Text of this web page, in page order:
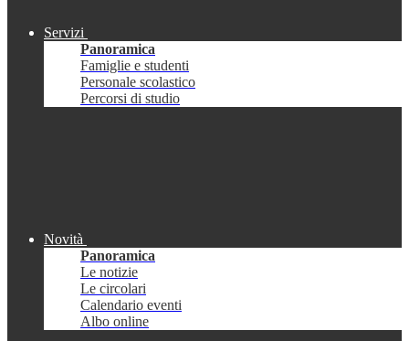
Servizi
Panoramica
Famiglie e studenti
Personale scolastico
Percorsi di studio
Novità
Panoramica
Le notizie
Le circolari
Calendario eventi
Albo online